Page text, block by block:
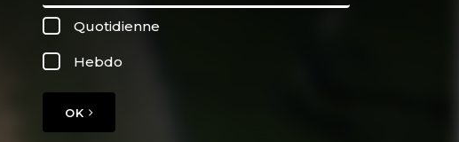
Quotidienne
Hebdo
OK